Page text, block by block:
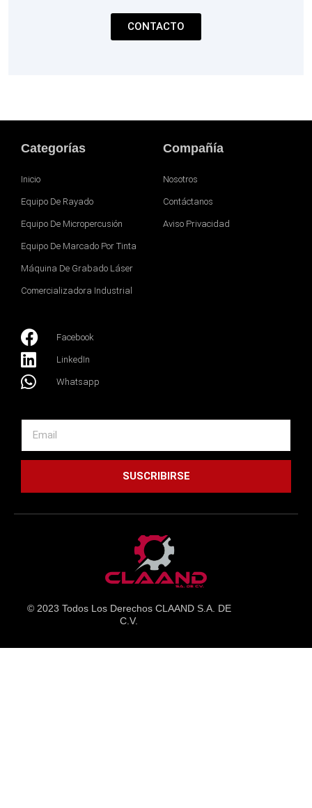
CONTACTO
Categorías
Inicio
Equipo De Rayado
Equipo De Micropercusión
Equipo De Marcado Por Tinta
Máquina De Grabado Láser
Comercializadora Industrial
Compañía
Nosotros
Contáctanos
Aviso Privacidad
Facebook
LinkedIn
Whatsapp
SUSCRIBIRSE
© 2023 Todos Los Derechos CLAAND S.A. DE
C.V.